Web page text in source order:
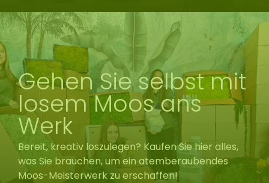
Gehen Sie selbst mit
losem Moos ans
Werk
Bereit, kreativ loszulegen? Kaufen Sie hier alles,
was Sie brauchen, um ein atemberaubendes
Moos-Meisterwerk zu erschaffen!